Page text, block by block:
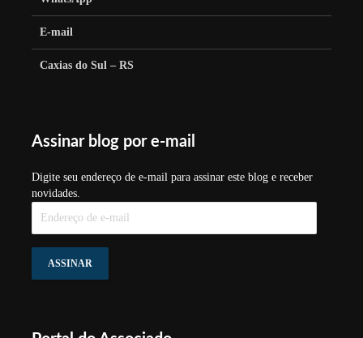
E-mail
Caxias do Sul – RS
Assinar blog por e-mail
Digite seu endereço de e-mail para assinar este blog e receber
novidades.
mailASSINAR